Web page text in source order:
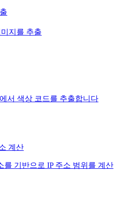
지를 추출
서 색상 코드를 추출합니다
계산
를 기반으로 IP 주소 범위를 계산